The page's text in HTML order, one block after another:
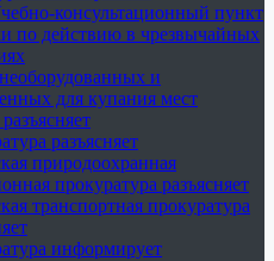
консультационный пункт
по действию в чрезвычайных
и
для купания мест
разъясняет
природоохранная
прокуратура разъясняет
транспортная прокуратура
информирует